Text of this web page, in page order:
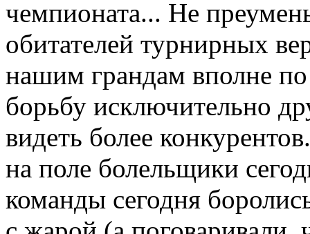
чемпионата... Не
обитателей турнирных
нашим грандам вполне
борьбу исключительно
видеть более
на поле болельщики
команды сегодня